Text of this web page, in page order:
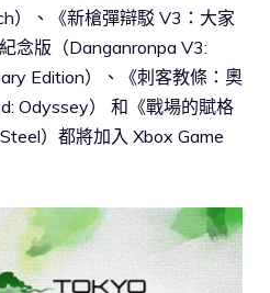
、《新槍彈辯駁 V3：大家
念版（Danganronpa V3:
Edition）、《刺客教條：奧
Odyssey） 和《戰場的賦格
）都將加入 Xbox Game